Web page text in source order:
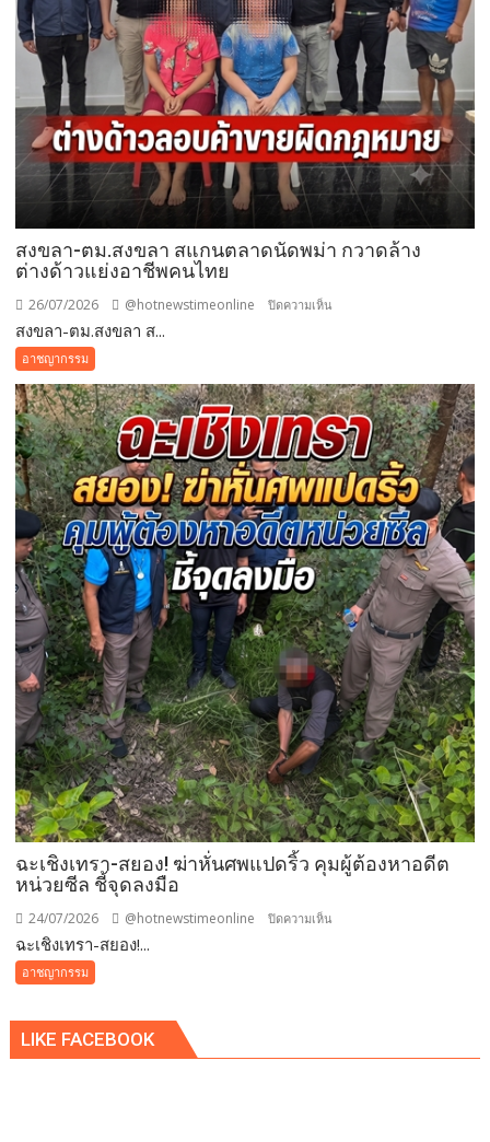
สงขลา-ตม.สงขลา สแกนตลาดนัดพม่า กวาดล้าง
ต่างด้าวแย่งอาชีพคนไทย
26/07/2026 @hotnewstimeonline ปิดความเห็น
ตลาด
นัด
พม่า
กวาดล้าง
ต่างด้าว
แย่ง
อาชีพ
คน
ไทย
สงขลา-ตม.สงขลา ส...
อาชญากรรม
ฉะเชิงเทรา-สยอง! ฆ่าหั่นศพแปดริ้ว คุมผู้ต้องหาอดีต
หน่วยซีล ชี้จุดลงมือ
24/07/2026 @hotnewstimeonline ปิดความเห็น
แปดริ้ว
ฉะเชิงเทรา-สยอง!...
อาชญากรรม
LIKE FACEBOOK